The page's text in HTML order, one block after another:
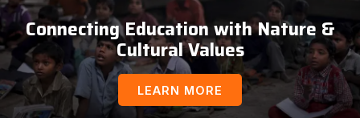
Connecting Education with Nature &
Cultural Values
LEARN MORE